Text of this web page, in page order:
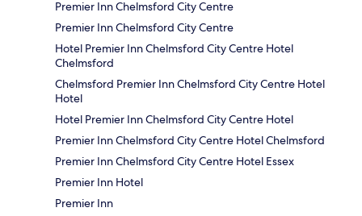
Premier Inn Chelmsford City Centre
Premier Inn Chelmsford City Centre
Hotel Premier Inn Chelmsford City Centre Hotel
Chelmsford
Chelmsford Premier Inn Chelmsford City Centre Hotel
Hotel
Hotel Premier Inn Chelmsford City Centre Hotel
Premier Inn Chelmsford City Centre Hotel Chelmsford
Premier Inn Chelmsford City Centre Hotel Essex
Premier Inn Hotel
Premier Inn